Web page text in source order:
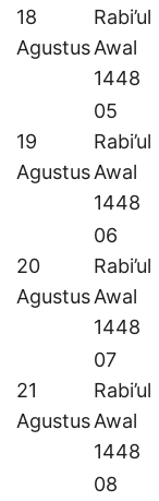
18
Agustus
Rabi’ul
Awal
1448
19
Agustus
05
Rabi’ul
Awal
1448
20
Agustus
06
Rabi’ul
Awal
1448
21
Agustus
07
Rabi’ul
Awal
1448
08